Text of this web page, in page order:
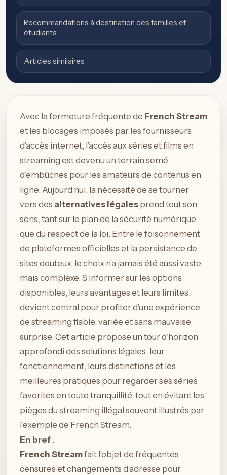
Recommandations à destination des familles et
étudiants
Articles similaires
Avec la fermeture fréquente de French Stream
et les blocages imposés par les fournisseurs
d’accès internet, l’accès aux séries et films en
streaming est devenu un terrain semé
d’embûches pour les amateurs de contenus en
ligne. Aujourd’hui, la nécessité de se tourner
vers des alternatives légales prend tout son
sens, tant sur le plan de la sécurité numérique
que du respect de la loi. Entre le foisonnement
de plateformes officielles et la persistance de
sites douteux, le choix n’a jamais été aussi vaste
mais complexe. S’informer sur les options
disponibles, leurs avantages et leurs limites,
devient central pour profiter d’une expérience
de streaming fiable, variée et sans mauvaise
surprise. Cet article propose un tour d’horizon
approfondi des solutions légales, leur
fonctionnement, leurs distinctions et les
meilleures pratiques pour regarder ses séries
favorites en toute tranquillité, tout en évitant les
pièges du streaming illégal souvent illustrés par
l’exemple de French Stream.
En bref :
French Streamfait l’objet de fréquentes
censures et changements d’adresse pour